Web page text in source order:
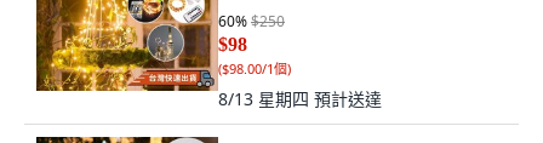
60%$250
$98
($98.00/1個)
8/13 星期四 預計送達